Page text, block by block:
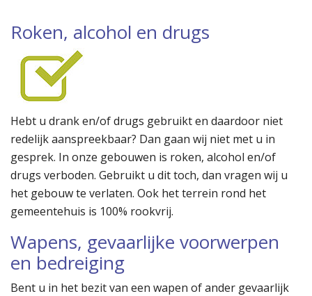
Roken, alcohol en drugs
Hebt u drank en/of drugs gebruikt en daardoor niet
redelijk aanspreekbaar? Dan gaan wij niet met u in
gesprek. In onze gebouwen is roken, alcohol en/of
drugs verboden. Gebruikt u dit toch, dan vragen wij u
het gebouw te verlaten. Ook het terrein rond het
gemeentehuis is 100% rookvrij.
Wapens, gevaarlijke voorwerpen
en bedreiging
Bent u in het bezit van een wapen of ander gevaarlijk